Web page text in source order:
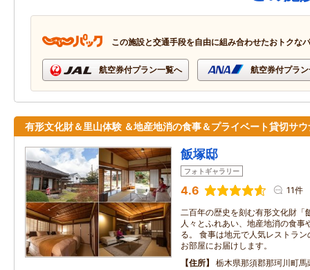
この施設と交通手段を自由に組み合わせたおトクな
航空券付プラン一覧へ 航空券付プラ
有形文化財＆里山体験 ＆地産地消の食事＆プライベート貸切サウ
飯塚邸
フォトギャラリー
4.6 11件
二百年の歴史を刻む有形文化財「
人々とふれあい、地産地消の食事
る。 食事は地元で人気レストラ
お部屋にお届けします。
住所
栃木県那須郡那珂川町